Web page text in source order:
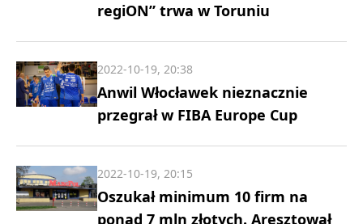
regiON” trwa w Toruniu
Anwil Włocławek nieznacznie
przegrał w FIBA Europe Cup
2022-10-19, 20:38
Oszukał minimum 10 firm na
ponad 7 mln złotych. Aresztował
2022-10-19, 20:15